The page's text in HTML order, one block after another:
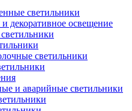
светильники
декоративное освещение
светильники
и аварийные светильники